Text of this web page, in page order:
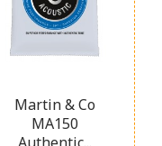
Martin & Co
MA150